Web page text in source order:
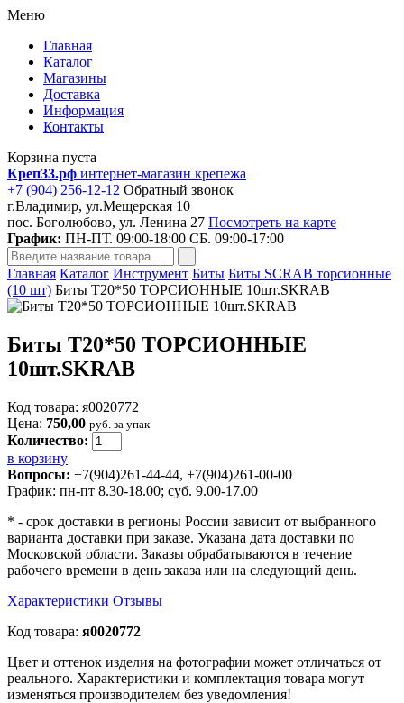
Меню
Главная
Каталог
Магазины
Доставка
Информация
Контакты
Корзина пуста
Креп33.рф интернет-магазин крепежа
+7 (904) 256-12-12 Обратный звонок
г.Владимир, ул.Мещерская 10
пос. Боголюбово, ул. Ленина 27 Посмотреть на карте
График: ПН-ПТ. 09:00-18:00 СБ. 09:00-17:00
Главная Каталог Инструмент Биты Биты SCRAB торсионные
(10 шт) Биты Т20*50 ТОРСИОННЫЕ 10шт.SKRAB
Биты Т20*50 ТОРСИОННЫЕ
10шт.SKRAB
Код товара: я0020772
Цена: 750,00 руб. за упак
Количество:
в корзину
Вопросы: +7(904)261-44-44, +7(904)261-00-00
График: пн-пт 8.30-18.00; суб. 9.00-17.00
* - срок доставки в регионы России зависит от выбранного
варианта доставки при заказе. Указана дата доставки по
Московской области. Заказы обрабатываются в течение
рабочего времени в день заказа или на следующий день.
Характеристики Отзывы
Код товара: я0020772
Цвет и оттенок изделия на фотографии может отличаться от
реального. Характеристики и комплектация товара могут
изменяться производителем без уведомления!